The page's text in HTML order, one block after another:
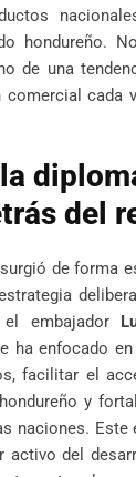
hondureño.
de una
cada
del
de forma
embajador
ha enfocado
facilitar el
y
naciones. Este
activo del